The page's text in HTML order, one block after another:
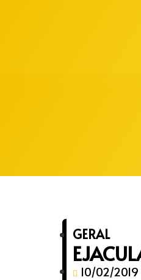
GERAL
10/02/2019